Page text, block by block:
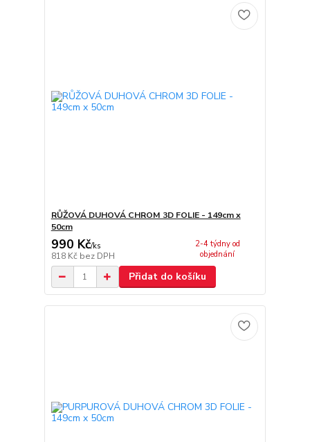
RŮŽOVÁ DUHOVÁ CHROM 3D FOLIE - 149cm x
50cm
990 Kč/ks
818 Kč bez DPH
2-4 týdny od
objednání
Přidat do košíku